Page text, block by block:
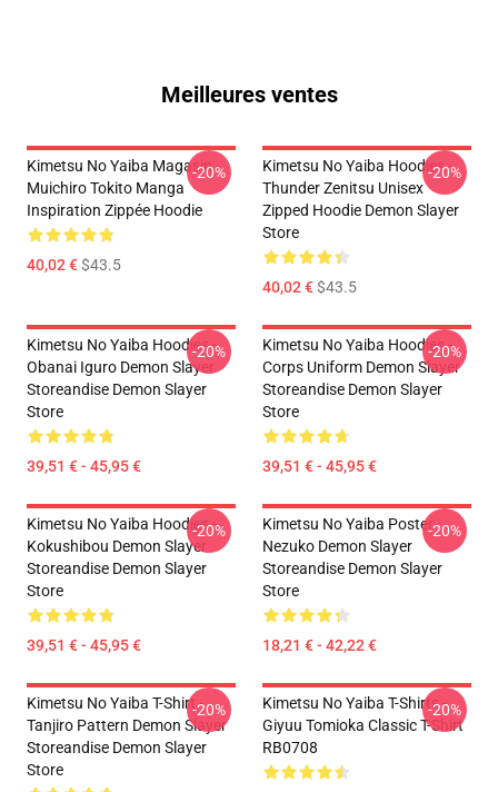
Meilleures ventes
Kimetsu No Yaiba Magasin -
Muichiro Tokito Manga
Inspiration Zippée Hoodie
40,02 €$43.5
-20%
Kimetsu No Yaiba Hoodies -
Thunder Zenitsu Unisex
Zipped Hoodie Demon Slayer
Store
40,02 €$43.5
-20%
Kimetsu No Yaiba Hoodies -
Obanai Iguro Demon Slayer
Storeandise Demon Slayer
Store
39,51 € - 45,95 €
-20%
Kimetsu No Yaiba Hoodies -
Corps Uniform Demon Slayer
Storeandise Demon Slayer
Store
39,51 € - 45,95 €
-20%
Kimetsu No Yaiba Hoodies -
Kokushibou Demon Slayer
Storeandise Demon Slayer
Store
39,51 € - 45,95 €
-20%
Kimetsu No Yaiba Poster
Nezuko Demon Slayer
Storeandise Demon Slayer
Store
18,21 € - 42,22 €
-20%
Kimetsu No Yaiba T-Shirt -
Tanjiro Pattern Demon Slayer
Storeandise Demon Slayer
Store
-20%
Kimetsu No Yaiba T-Shirts -
Giyuu Tomioka Classic T-Shirt
RB0708
-20%